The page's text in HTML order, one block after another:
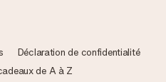
Déclaration de confidentialité
de A à Z